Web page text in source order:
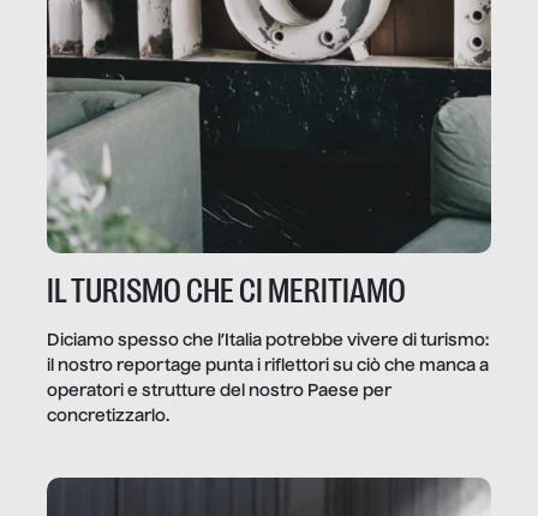
IL TURISMO CHE CI MERITIAMO
Diciamo spesso che l’Italia potrebbe vivere di turismo:
il nostro reportage punta i riflettori su ciò che manca a
operatori e strutture del nostro Paese per
concretizzarlo.